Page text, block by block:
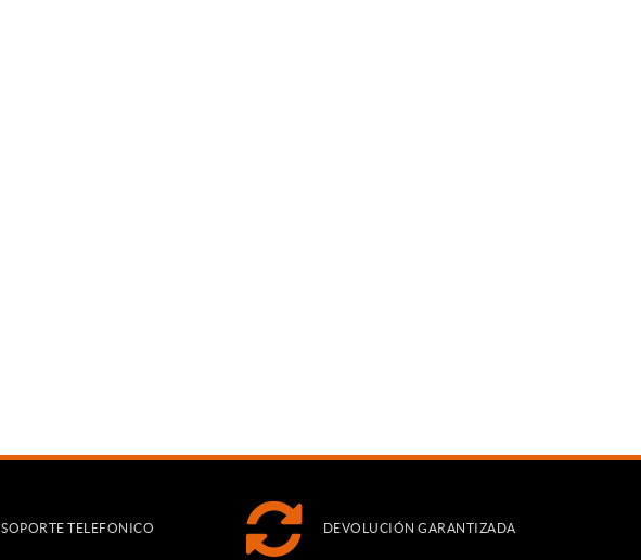
SOPORTE TELEFONICO DEVOLUCIÓN GARANTIZADA